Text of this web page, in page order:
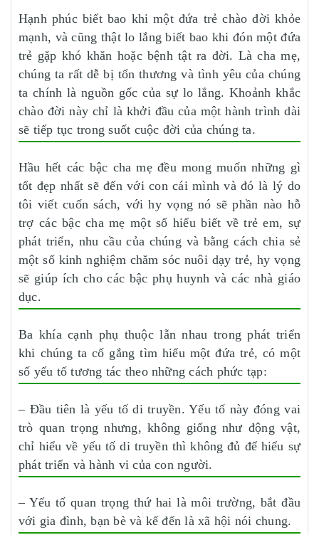
Hạnh phúc biết bao khi một đứa trẻ chào đời khỏe
mạnh, và cũng thật lo lắng biết bao khi đón một đứa
trẻ gặp khó khăn hoặc bệnh tật ra đời. Là cha mẹ,
chúng ta rất dễ bị tổn thương và tình yêu của chúng
ta chính là nguồn gốc của sự lo lắng. Khoảnh khắc
chào đời này chỉ là khởi đầu của một hành trình dài
sẽ tiếp tục trong suốt cuộc đời của chúng ta.
Hầu hết các bậc cha mẹ đều mong muốn những gì
tốt đẹp nhất sẽ đến với con cái mình và đó là lý do
tôi viết cuốn sách, với hy vọng nó sẽ phần nào hỗ
trợ các bậc cha mẹ một số hiểu biết về trẻ em, sự
phát triển, nhu cầu của chúng và bằng cách chia sẻ
một số kinh nghiệm chăm sóc nuôi dạy trẻ, hy vọng
sẽ giúp ích cho các bậc phụ huynh và các nhà giáo
dục.
Ba khía cạnh phụ thuộc lẫn nhau trong phát triển
khi chúng ta cố gắng tìm hiểu một đứa trẻ, có một
số yếu tố tương tác theo những cách phức tạp:
– Đầu tiên là yếu tố di truyền. Yếu tố này đóng vai
trò quan trọng nhưng, không giống như động vật,
chỉ hiểu về yếu tố di truyền thì không đủ để hiểu sự
phát triển và hành vi của con người.
– Yếu tố quan trọng thứ hai là môi trường, bắt đầu
với gia đình, bạn bè và kế đến là xã hội nói chung.